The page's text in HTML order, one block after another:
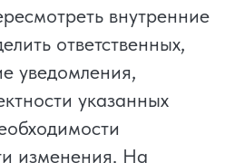
внутренние
ответственных,
уведомления,
указанных
изменения. На